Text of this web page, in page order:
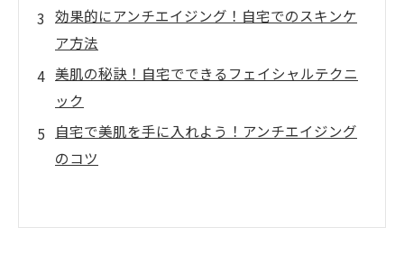
効果的にアンチエイジング！自宅でのスキンケ
ア方法
美肌の秘訣！自宅でできるフェイシャルテクニ
ック
自宅で美肌を手に入れよう！アンチエイジング
のコツ